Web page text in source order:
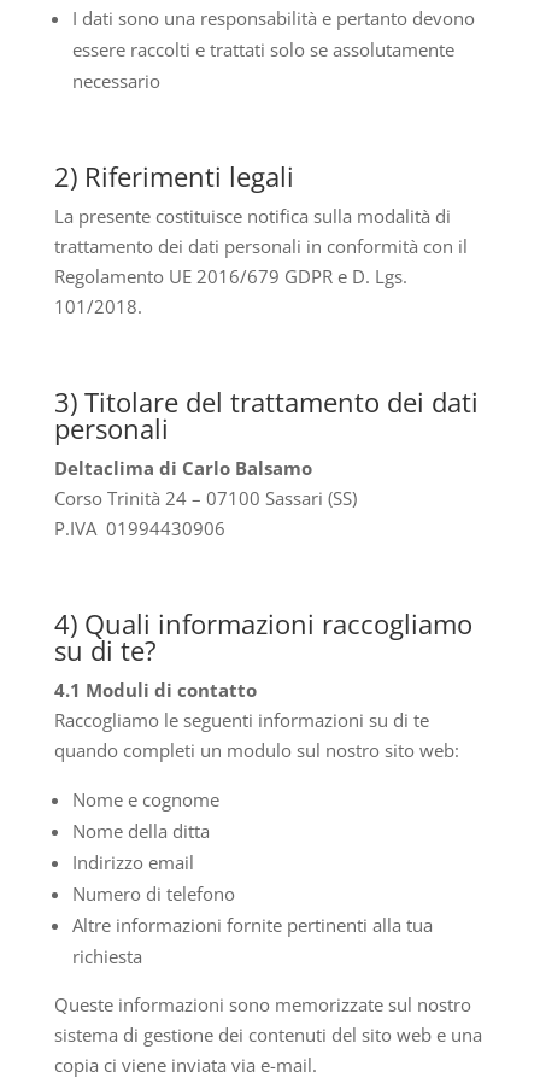
I dati sono una responsabilità e pertanto devono
essere raccolti e trattati solo se assolutamente
necessario
2) Riferimenti legali
La presente costituisce notifica sulla modalità di
trattamento dei dati personali in conformità con il
Regolamento UE 2016/679 GDPR e D. Lgs.
101/2018.
3) Titolare del trattamento dei dati
personali
Deltaclima di Carlo Balsamo
Corso Trinità 24 – 07100 Sassari (SS)
P.IVA 01994430906
4) Quali informazioni raccogliamo
su di te?
4.1 Moduli di contatto
Raccogliamo le seguenti informazioni su di te
quando completi un modulo sul nostro sito web:
Nome e cognome
Nome della ditta
Indirizzo email
Numero di telefono
Altre informazioni fornite pertinenti alla tua
richiesta
Queste informazioni sono memorizzate sul nostro
sistema di gestione dei contenuti del sito web e una
copia ci viene inviata via e-mail.